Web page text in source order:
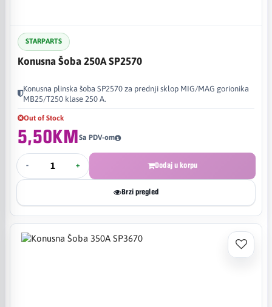
STARPARTS
Konusna Šoba 250A SP2570
Konusna plinska šoba SP2570 za prednji sklop MIG/MAG gorionika
MB25/T250 klase 250 A.
Out of Stock
5,50KMSa PDV-om
- + Dodaj u korpu
Brzi pregled